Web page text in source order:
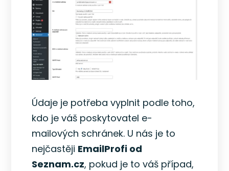
Údaje je potřeba vyplnit podle toho,
kdo je váš poskytovatel e-
mailových schránek. U nás je to
nejčastěji EmailProfi od
Seznam.cz, pokud je to váš případ,